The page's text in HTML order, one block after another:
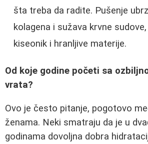
šta treba da radite. Pušenje
kolagena i sužava krvne
kiseonik i hranljive materije.
Od koje godine početi sa
vrata?
Ovo je često pitanje, pogotovo
ženama. Neki smatraju da je u
godinama dovoljna dobra